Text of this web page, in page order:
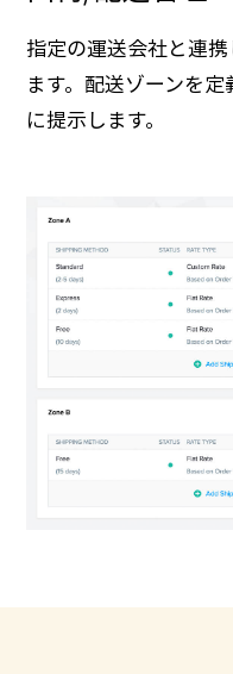
指定の運送会社と連
ます。配送ゾーンを
に提示します。